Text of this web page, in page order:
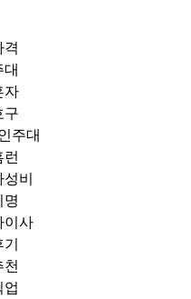
격
대
자
구
주대
런
성비
명
이사
기
천